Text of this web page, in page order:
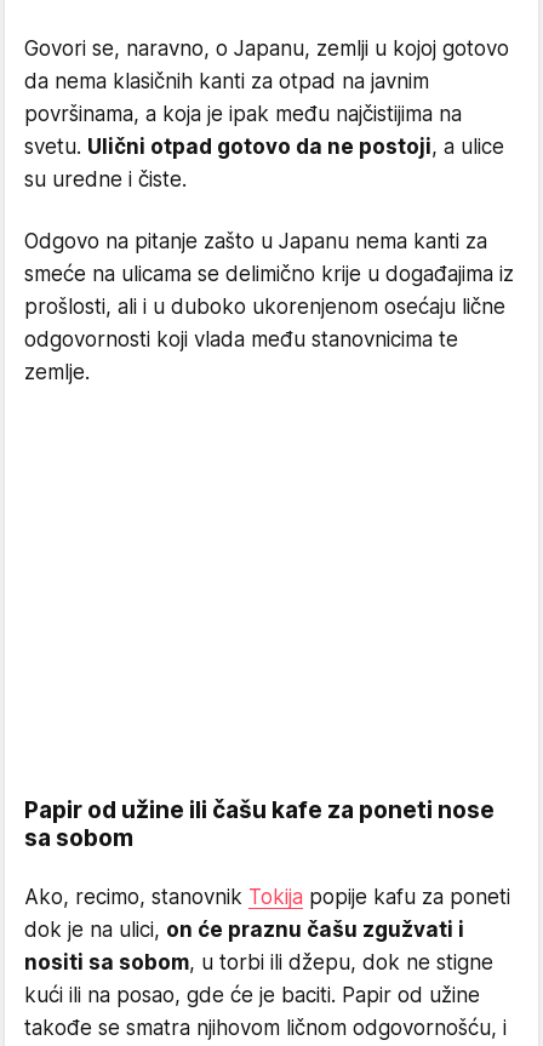
Govori se, naravno, o Japanu, zemlji u kojoj gotovo
da nema klasičnih kanti za otpad na javnim
površinama, a koja je ipak među najčistijima na
svetu. Ulični otpad gotovo da ne postoji, a ulice
su uredne i čiste.
Odgovo na pitanje zašto u Japanu nema kanti za
smeće na ulicama se delimično krije u događajima iz
prošlosti, ali i u duboko ukorenjenom osećaju lične
odgovornosti koji vlada među stanovnicima te
zemlje.
Papir od užine ili čašu kafe za poneti nose
sa sobom
Ako, recimo, stanovnik Tokija popije kafu za poneti
dok je na ulici, on će praznu čašu zgužvati i
nositi sa sobom, u torbi ili džepu, dok ne stigne
kući ili na posao, gde će je baciti. Papir od užine
takođe se smatra njihovom ličnom odgovornošću, i